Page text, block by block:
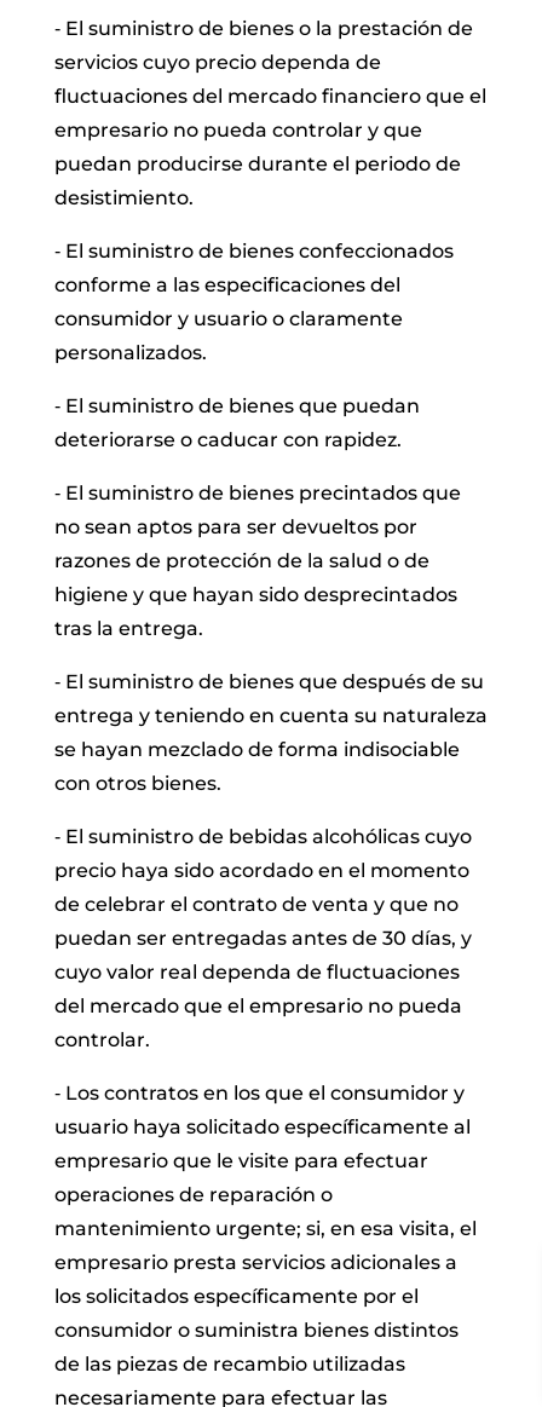
‐ El suministro de bienes o la prestación de
servicios cuyo precio dependa de
fluctuaciones del mercado financiero que el
empresario no pueda controlar y que
puedan producirse durante el periodo de
desistimiento.
‐ El suministro de bienes confeccionados
conforme a las especificaciones del
consumidor y usuario o claramente
personalizados.
‐ El suministro de bienes que puedan
deteriorarse o caducar con rapidez.
‐ El suministro de bienes precintados que
no sean aptos para ser devueltos por
razones de protección de la salud o de
higiene y que hayan sido desprecintados
tras la entrega.
‐ El suministro de bienes que después de su
entrega y teniendo en cuenta su naturaleza
se hayan mezclado de forma indisociable
con otros bienes.
‐ El suministro de bebidas alcohólicas cuyo
precio haya sido acordado en el momento
de celebrar el contrato de venta y que no
puedan ser entregadas antes de 30 días, y
cuyo valor real dependa de fluctuaciones
del mercado que el empresario no pueda
controlar.
‐ Los contratos en los que el consumidor y
usuario haya solicitado específicamente al
empresario que le visite para efectuar
operaciones de reparación o
mantenimiento urgente; si, en esa visita, el
empresario presta servicios adicionales a
los solicitados específicamente por el
consumidor o suministra bienes distintos
de las piezas de recambio utilizadas
necesariamente para efectuar las